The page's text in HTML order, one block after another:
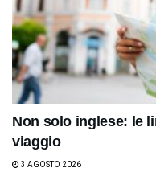
Non solo inglese: le
viaggio
3 AGOSTO 2026